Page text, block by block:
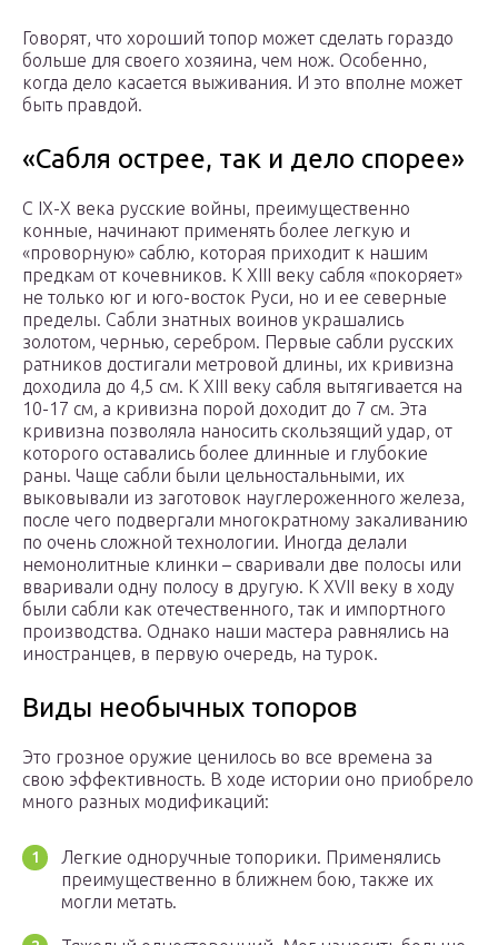
Говорят, что хороший топор может сделать гораздо
больше для своего хозяина, чем нож. Особенно,
когда дело касается выживания. И это вполне может
быть правдой.
«Сабля острее, так и дело спорее»
С IX-X века русские войны, преимущественно
конные, начинают применять более легкую и
«проворную» саблю, которая приходит к нашим
предкам от кочевников. К XIII веку сабля «покоряет»
не только юг и юго-восток Руси, но и ее северные
пределы. Сабли знатных воинов украшались
золотом, чернью, серебром. Первые сабли русских
ратников достигали метровой длины, их кривизна
доходила до 4,5 см. К XIII веку сабля вытягивается на
10-17 см, а кривизна порой доходит до 7 см. Эта
кривизна позволяла наносить скользящий удар, от
которого оставались более длинные и глубокие
раны. Чаще сабли были цельностальными, их
выковывали из заготовок науглероженного железа,
после чего подвергали многократному закаливанию
по очень сложной технологии. Иногда делали
немонолитные клинки – сваривали две полосы или
вваривали одну полосу в другую. К XVII веку в ходу
были сабли как отечественного, так и импортного
производства. Однако наши мастера равнялись на
иностранцев, в первую очередь, на турок.
Виды необычных топоров
Это грозное оружие ценилось во все времена за
свою эффективность. В ходе истории оно приобрело
много разных модификаций:
Легкие одноручные топорики. Применялись
преимущественно в ближнем бою, также их
могли метать.